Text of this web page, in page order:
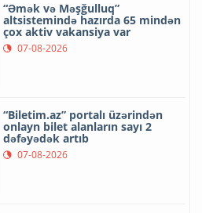
“Əmək və Məşğulluq”
altsistemində hazırda 65 mindən
çox aktiv vakansiya var
07-08-2026
“Biletim.az” portalı üzərindən
onlayn bilet alanların sayı 2
dəfəyədək artıb
07-08-2026